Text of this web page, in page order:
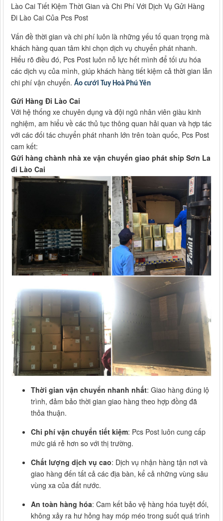
Lào Cai Tiết Kiệm Thời Gian và Chi Phí Với Dịch Vụ Gửi Hàng
Đi Lào Cai Của Pcs Post
Vấn đề thời gian và chi phí luôn là những yếu tố quan trọng mà
khách hàng quan tâm khi chọn dịch vụ chuyển phát nhanh.
Hiểu rõ điều đó, Pcs Post luôn nỗ lực hết mình để tối ưu hóa
các dịch vụ của mình, giúp khách hàng tiết kiệm cả thời gian lẫn
chi phí vận chuyển. Áo cưới Tuy Hoà Phú Yên
Gửi Hàng Đi Lào Cai
Với hệ thống xe chuyên dụng và đội ngũ nhân viên giàu kinh
nghiệm, am hiểu về các thủ tục thông quan hải quan và hợp tác
với các đối tác chuyển phát nhanh lớn trên toàn quốc, Pcs Post
cam kết:
Gửi hàng chành nhà xe vận chuyển giao phát ship Sơn La
đi Lào Cai
Thời gian vận chuyển nhanh nhất: Giao hàng đúng lộ
trình, đảm bảo thời gian giao hàng theo hợp đồng đã
thỏa thuận.
Chi phí vận chuyển tiết kiệm: Pcs Post luôn cung cấp
mức giá rẻ hơn so với thị trường.
Chất lượng dịch vụ cao: Dịch vụ nhận hàng tận nơi và
giao hàng đến tất cả các địa bàn, kể cả những vùng sâu
vùng xa của đất nước.
An toàn hàng hóa: Cam kết bảo vệ hàng hóa tuyệt đối,
không xảy ra hư hỏng hay móp méo trong suốt quá trình